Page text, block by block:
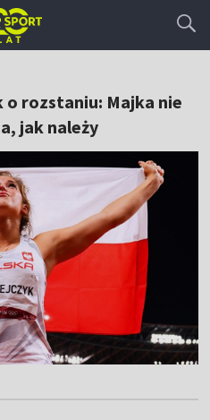
o rozstaniu: Majka nie
jak należy